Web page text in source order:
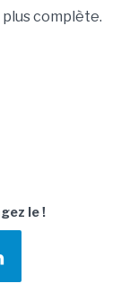
complète.
le !